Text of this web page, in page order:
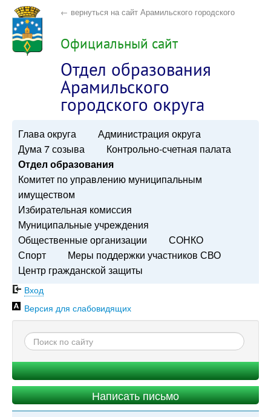
← вернуться на сайт Арамильского городского
округа
Официальный сайт
Отдел образования
Арамильского
городского округа
Глава округа
Администрация округа
Дума 7 созыва
Контрольно-счетная палата
Отдел образования
Комитет по управлению муниципальным
имуществом
Избирательная комиссия
Муниципальные учреждения
Общественные организации
СОНКО
Спорт
Меры поддержки участников СВО
Центр гражданской защиты
Вход
Версия для слабовидящих
Написать письмо